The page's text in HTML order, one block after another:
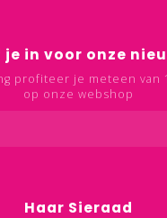
in voor onze
profiteer je meteen van
op onze webshop
Haar Sieraad